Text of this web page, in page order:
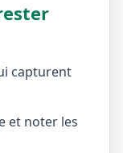
capturent
et noter les